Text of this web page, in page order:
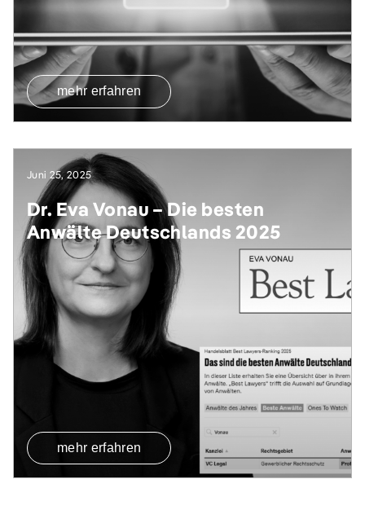
mehr erfahren
Juni 25, 2025
Dr. Eva Vonau – Die besten
Anwälte Deutschlands 2025
mehr erfahren